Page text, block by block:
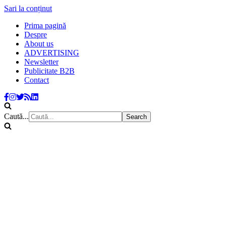
Sari la conținut
Prima pagină
Despre
About us
ADVERTISING
Newsletter
Publicitate B2B
Contact
Caută...